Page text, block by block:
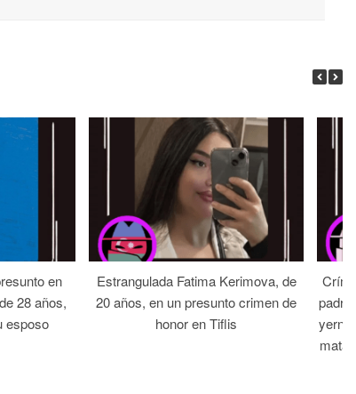
en
28 años,
esposo
Estrangulada Fatima Kerimova, de
20 años, en un presunto crimen de
honor en Tiflis
padre
yerno
mata